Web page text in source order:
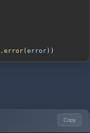
. error( error ) )
Copy